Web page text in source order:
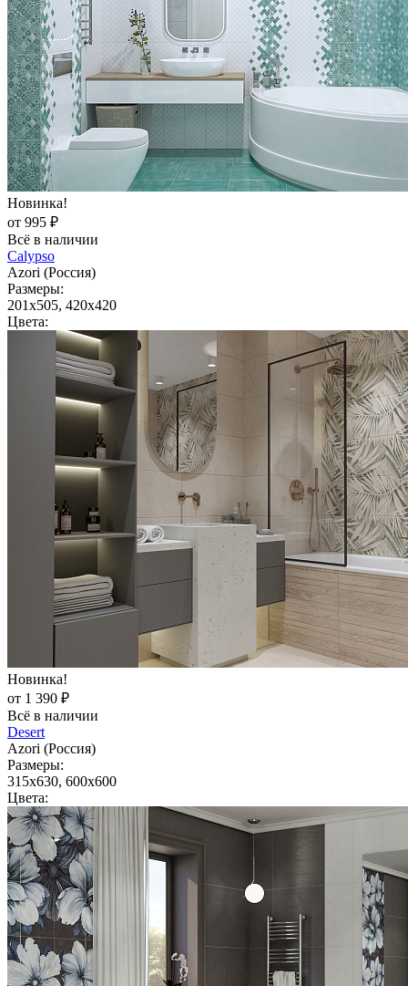
Новинка!
от 995 ₽
Всё в наличии
Calypso
Azori (Россия)
Размеры:
201x505, 420x420
Цвета:
Новинка!
от 1 390 ₽
Всё в наличии
Desert
Azori (Россия)
Размеры:
315x630, 600x600
Цвета: